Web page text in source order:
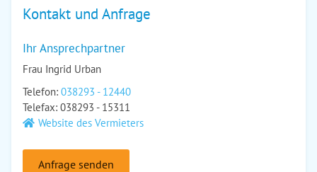
Kontakt und Anfrage
Ihr Ansprechpartner
Frau Ingrid Urban
Telefon: 038293 - 12440
Telefax: 038293 - 15311
Website des Vermieters
Anfrage senden